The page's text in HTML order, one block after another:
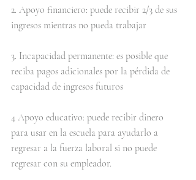
2. Apoyo financiero: puede recibir 2/3 de sus
ingresos mientras no pueda trabajar
3. Incapacidad permanente: es posible que
reciba pagos adicionales por la pérdida de
capacidad de ingresos futuros
4 Apoyo educativo: puede recibir dinero
para usar en la escuela para ayudarlo a
regresar a la fuerza laboral si no puede
regresar con su empleador.